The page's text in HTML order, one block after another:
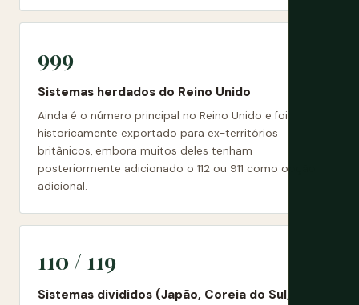
999
Sistemas herdados do Reino Unido
Ainda é o número principal no Reino Unido e foi
historicamente exportado para ex-territórios
britânicos, embora muitos deles tenham
posteriormente adicionado o 112 ou 911 como opção
adicional.
110 / 119
Sistemas divididos (Japão, Coreia do Sul,